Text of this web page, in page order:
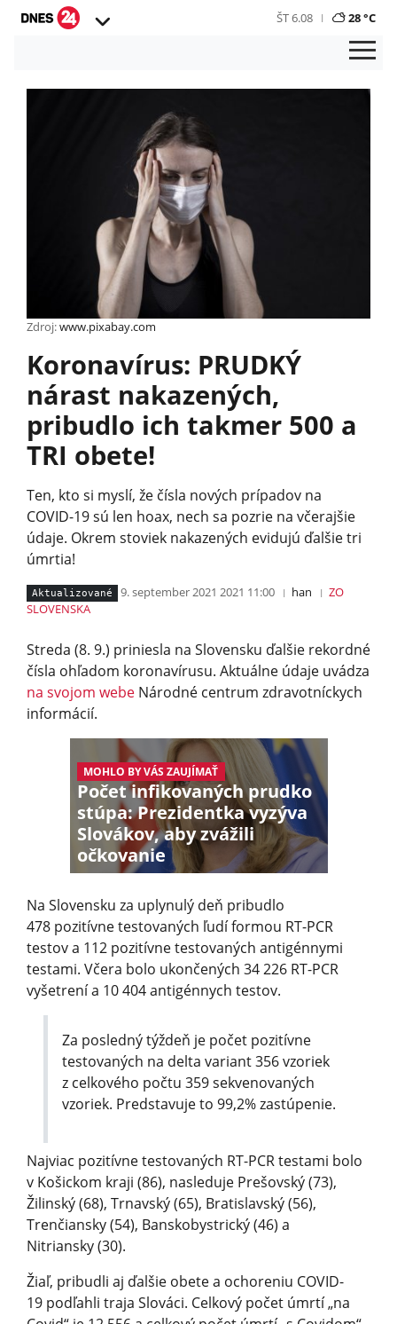
ŠT 6.08 28 °C
Zdroj:www.pixabay.com
Koronavírus: PRUDKÝ
nárast nakazených,
pribudlo ich takmer 500 a
TRI obete!
Ten, kto si myslí, že čísla nových prípadov na
COVID-19 sú len hoax, nech sa pozrie na včerajšie
údaje. Okrem stoviek nakazených evidujú ďalšie tri
úmrtia!
Aktualizované 9. september 2021 2021 11:00 han
ZO
SLOVENSKA
Streda (8. 9.) priniesla na Slovensku ďalšie rekordné
čísla ohľadom koronavírusu. Aktuálne údaje uvádza
na svojom webe Národné centrum zdravotníckych
informácií.
MOHLO BY VÁS ZAUJÍMAŤ
Počet infikovaných prudko
stúpa: Prezidentka vyzýva
Slovákov, aby zvážili
očkovanie
Na Slovensku za uplynulý deň pribudlo
478 pozitívne testovaných ľudí formou RT-PCR
testov a 112 pozitívne testovaných antigénnymi
testami. Včera bolo ukončených 34 226 RT-PCR
vyšetrení a 10 404 antigénnych testov.
Za posledný týždeň je počet pozitívne
testovaných na delta variant 356 vzoriek
z celkového počtu 359 sekvenovaných
vzoriek. Predstavuje to 99,2% zastúpenie.
Najviac pozitívne testovaných RT-PCR testami bolo
v Košickom kraji (86), nasleduje Prešovský (73),
Žilinský (68), Trnavský (65), Bratislavský (56),
Trenčiansky (54), Banskobystrický (46) a
Nitriansky (30).
Žiaľ, pribudli aj ďalšie obete a ochoreniu COVID-
19 podľahli traja Slováci. Celkový počet úmrtí „na